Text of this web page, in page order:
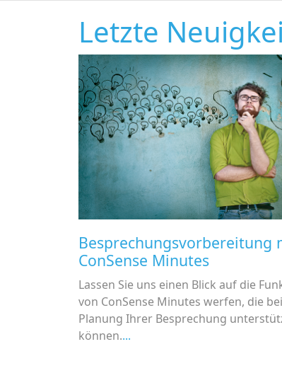
Letzte
Besprechungsvorbereitung
ConSense Minutes
Lassen Sie uns einen Blick auf die
von ConSense Minutes werfen, die
Planung Ihrer Besprechung
können....